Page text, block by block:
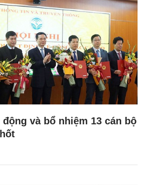
động và bổ nhiệm 13 cán bộ